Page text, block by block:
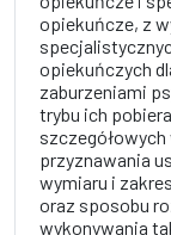
opiekuńcze, z
opiekuńczych
zaburzeniami
trybu ich
przyznawania
wymiaru i
oraz sposobu
wykonywania